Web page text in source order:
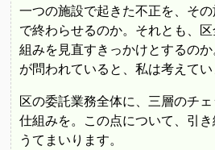
一つの施設で起きた不正を、そ
で終わらせるのか。それとも、
組みを見直すきっかけとするの
が問われていると、私は考えてい
区の委託業務全体に、三層のチ
仕組みを。この点について、引
うてまいります。